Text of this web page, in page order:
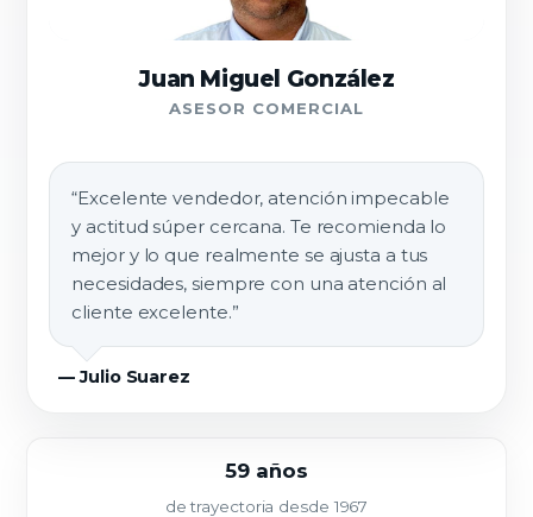
Juan Miguel González
ASESOR COMERCIAL
“Excelente vendedor, atención impecable
y actitud súper cercana. Te recomienda lo
mejor y lo que realmente se ajusta a tus
necesidades, siempre con una atención al
cliente excelente.”
— Julio Suarez
59 años
de trayectoria desde 1967